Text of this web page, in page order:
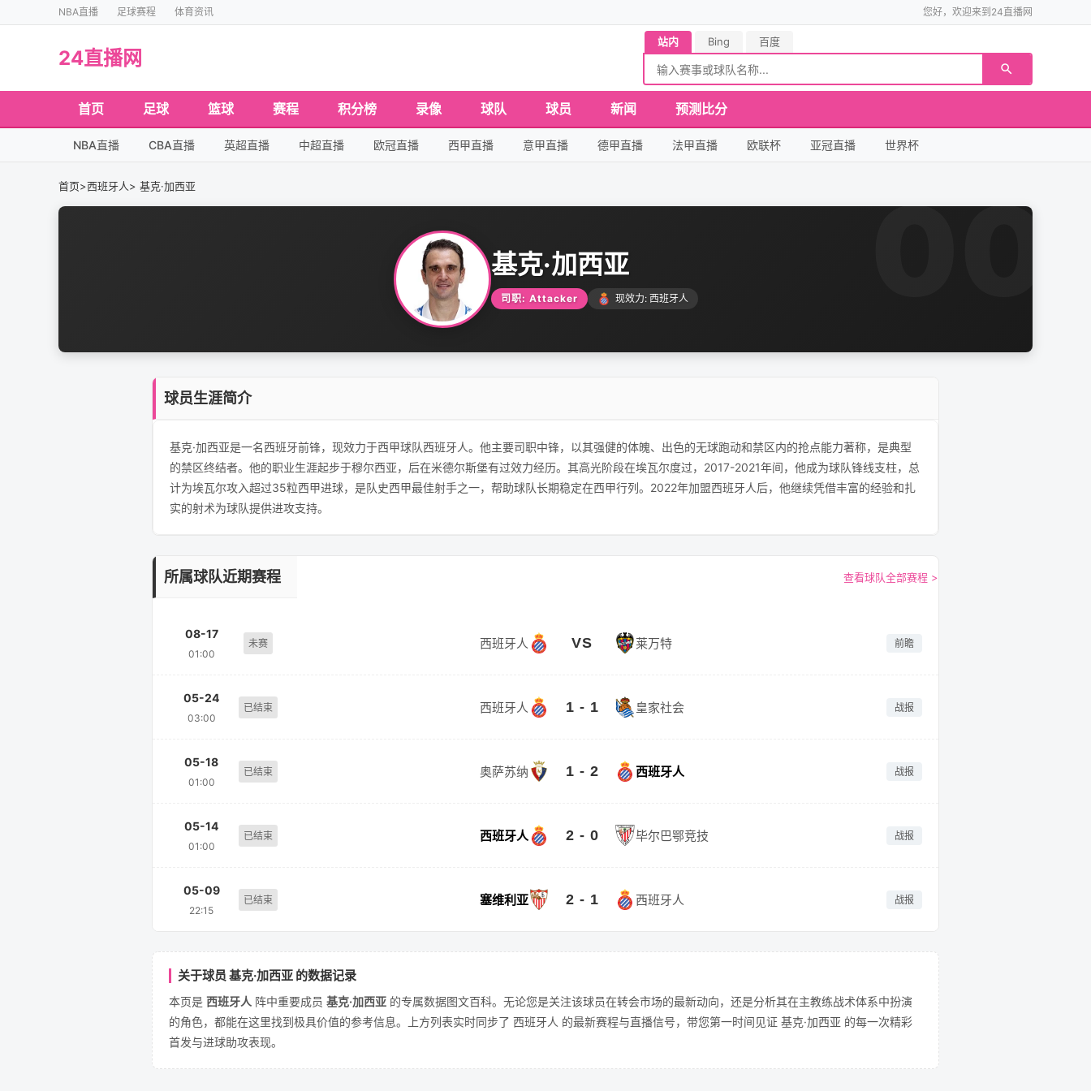
NBA直播 足球赛程 体育资讯 您好，欢迎来到24直播网
24直播网
站内 Bing 百度
首页 足球 篮球 赛程 积分榜 录像 球队 球员 新闻 预测比分
NBA直播 CBA直播 英超直播 中超直播 欧冠直播 西甲直播 意甲直播 德甲直播 法甲直播 欧联杯 亚冠直播 世界杯
首页>西班牙人> 基克·加西亚 00
基克·加西亚
司职: Attacker 现效力: 西班牙人
球员生涯简介
基克·加西亚是一名西班牙前锋，现效力于西甲球队西班牙人。他主要司职中锋，以其强健的体魄、出色的无球跑动和禁区内的抢点能力著称，是典型
的禁区终结者。他的职业生涯起步于穆尔西亚，后在米德尔斯堡有过效力经历。其高光阶段在埃瓦尔度过，2017-2021年间，他成为球队锋线支柱，总
计为埃瓦尔攻入超过35粒西甲进球，是队史西甲最佳射手之一，帮助球队长期稳定在西甲行列。2022年加盟西班牙人后，他继续凭借丰富的经验和扎
实的射术为球队提供进攻支持。
所属球队近期赛程 查看球队全部赛程 >
08-17
01:00
未赛 西班牙人 VS 莱万特 前瞻
05-24
03:00
已结束 西班牙人 1 - 1 皇家社会 战报
05-18
01:00
已结束 奥萨苏纳 1 - 2 西班牙人 战报
05-14
01:00
已结束 西班牙人 2 - 0 毕尔巴鄂竞技 战报
05-09
22:15
已结束 塞维利亚 2 - 1 西班牙人 战报
关于球员 基克·加西亚 的数据记录
本页是 西班牙人 阵中重要成员 基克·加西亚 的专属数据图文百科。无论您是关注该球员在转会市场的最新动向，还是分析其在主教练战术体系中扮演
的角色，都能在这里找到极具价值的参考信息。上方列表实时同步了 西班牙人 的最新赛程与直播信号，带您第一时间见证 基克·加西亚 的每一次精彩
首发与进球助攻表现。